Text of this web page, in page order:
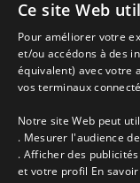
Gites vacances
Accueil
Dernières minutes
Découvrir les
Qui sommes-nous
Espace propriétaire
Ma sélection
Ce site Web
Pour améliorer votre
et/ou accédons à des
équivalent) avec votre
vos terminaux
Notre site Web peut
. Mesurer l'audience
. Afficher des
et votre profil En